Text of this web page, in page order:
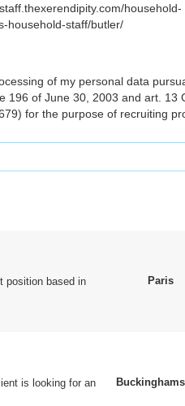
household-
household-staff/butler/
of my personal data
196 of June 30, 2003 and art. 13
for the purpose of recruiting
position based in
Paris
is looking for an